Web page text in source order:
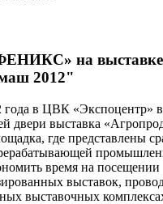
на выставке
2012"
года в ЦВК «Экспоцентр»
двери выставка
где представлены
время на посещении
выставок,
выставочных